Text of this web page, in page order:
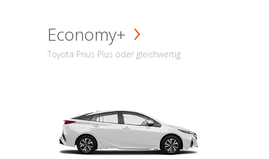
Economy+
Toyota Prius Plus oder gleichwertig